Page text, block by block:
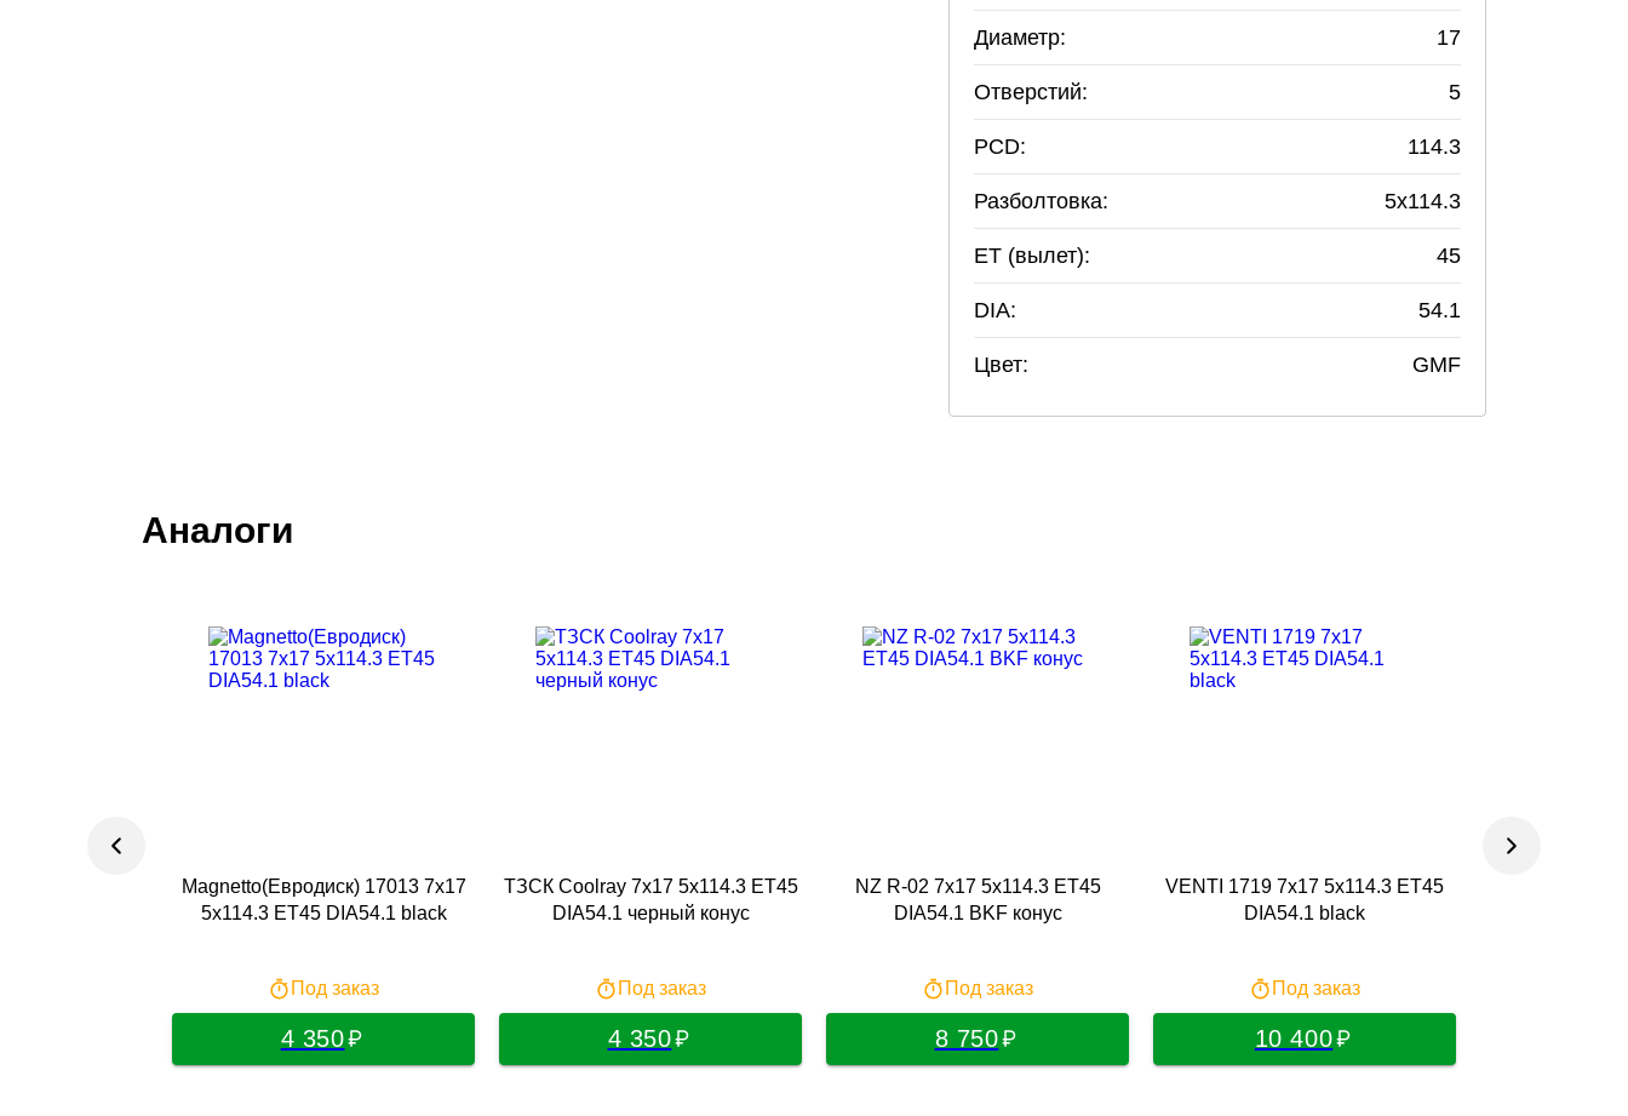
Диаметр: 17
Отверстий: 5
PCD: 114.3
Разболтовка: 5x114.3
ET (вылет): 45
DIA: 54.1
Цвет: GMF
Аналоги
Magnetto(Евродиск) 17013 7x17
5x114.3 ET45 DIA54.1 black
Под заказ
4 350
ТЗСК Coolray 7x17 5x114.3 ET45
DIA54.1 черный конус
Под заказ
4 350
NZ R-02 7x17 5x114.3 ET45
DIA54.1 BKF конус
Под заказ
8 750
VENTI 1719 7x17 5x114.3 ET45
DIA54.1 black
Под заказ
10 400